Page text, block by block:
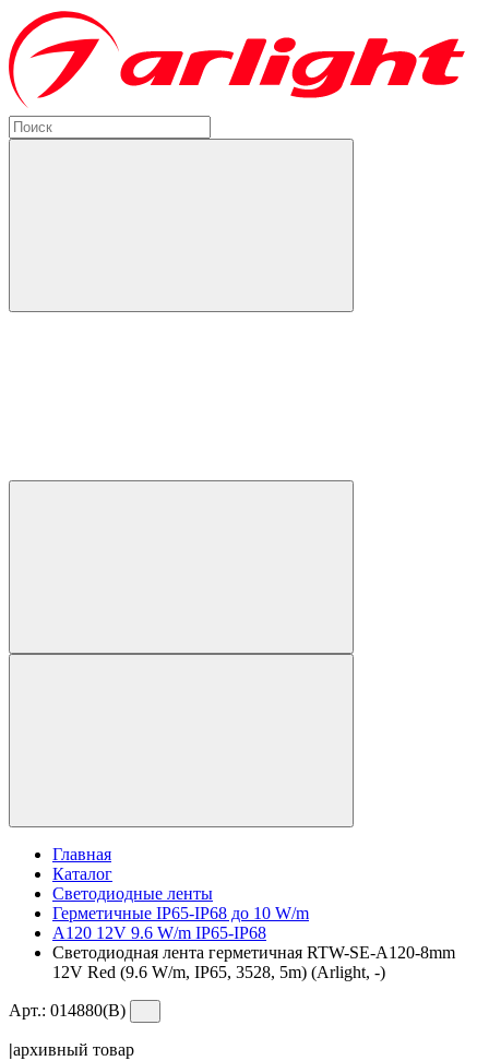
Главная
Каталог
Светодиодные ленты
Герметичные IP65-IP68 до 10 W/m
A120 12V 9.6 W/m IP65-IP68
Светодиодная лента герметичная RTW-SE-A120-8mm
12V Red (9.6 W/m, IP65, 3528, 5m) (Arlight, -)
Арт.: 014880(B)
|архивный товар